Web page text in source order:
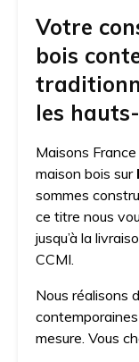
Votre
bois
les
Maisons
maison bois sur
sommes
ce titre nous
jusqu’à la
CCMI.
Nous réalisons
mesure. Vous